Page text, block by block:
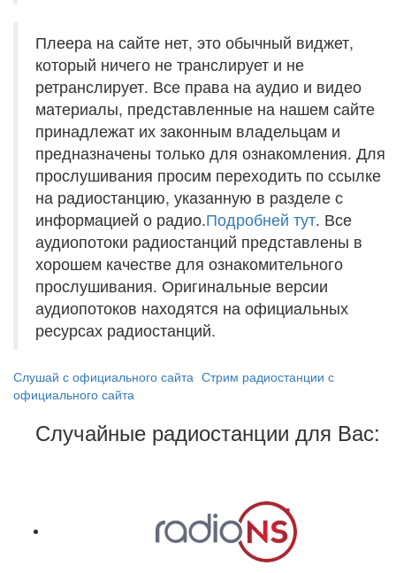
Плеера на сайте нет, это обычный виджет,
который ничего не транслирует и не
ретранслирует. Все права на аудио и видео
материалы, представленные на нашем сайте
принадлежат их законным владельцам и
предназначены только для ознакомления. Для
прослушивания просим переходить по ссылке
на радиостанцию, указанную в разделе с
информацией о радио.Подробней тут. Все
аудиопотоки радиостанций представлены в
хорошем качестве для ознакомительного
прослушивания. Оригинальные версии
аудиопотоков находятся на официальных
ресурсах радиостанций.
Слушай с официального сайта Стрим радиостанции с
официального сайта
Случайные радиостанции для Вас: